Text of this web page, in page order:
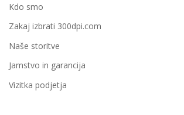
Kdo smo
Zakaj izbrati 300dpi.com
Naše storitve
Jamstvo in garancija
Vizitka podjetja